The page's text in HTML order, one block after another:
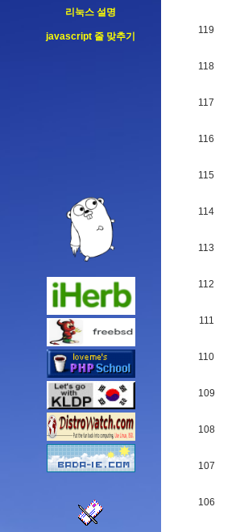
리눅스 설명
javascript 줄 맞추기
119
118
117
116
115
114
113
112
111
110
109
108
107
106